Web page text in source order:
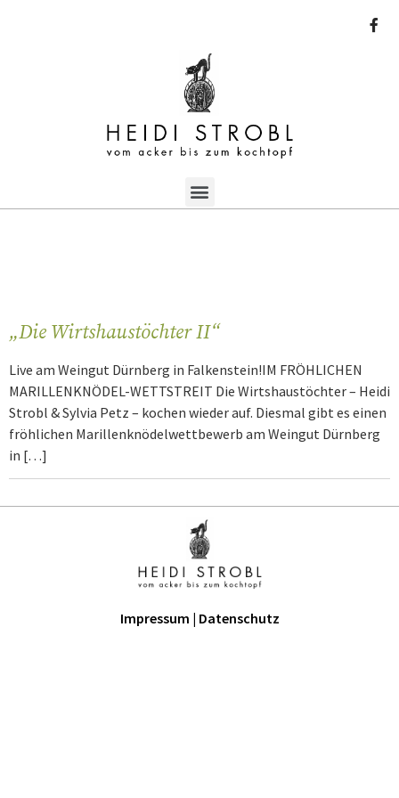
„Die Wirtshaustöchter II“
Live am Weingut Dürnberg in Falkenstein!IM FRÖHLICHEN
MARILLENKNÖDEL-WETTSTREIT Die Wirtshaustöchter – Heidi
Strobl & Sylvia Petz – kochen wieder auf. Diesmal gibt es einen
fröhlichen Marillenknödelwettbewerb am Weingut Dürnberg
in […]
Impressum | Datenschutz